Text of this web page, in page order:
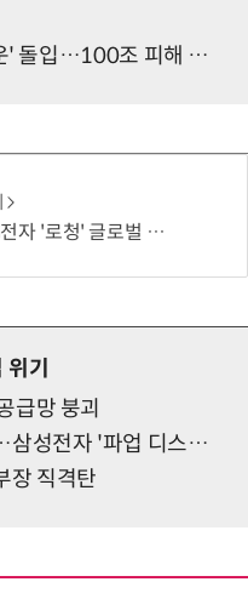
…100조 피해 현실화
시 늦춘다…“공급망 재편부터”
기
급망 붕괴
자 '파업 디스카운트'
장 직격탄